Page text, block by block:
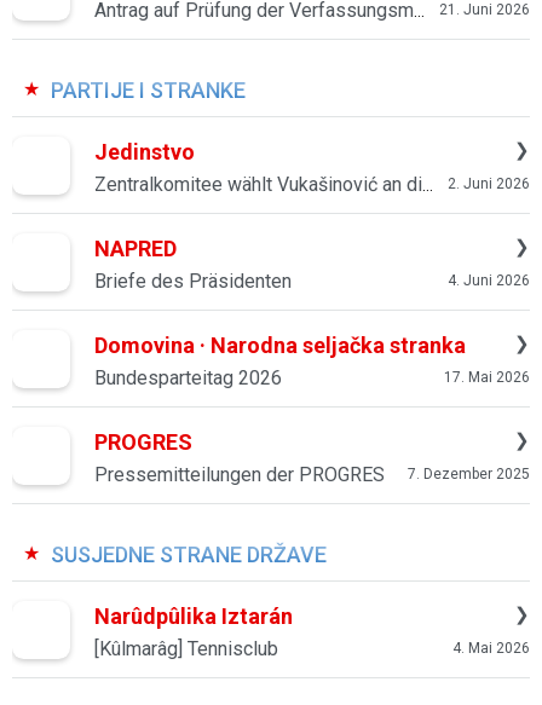
21. Juni 2026
PARTIJE I STRANKE
Jedinstvo
2. Juni 2026
NAPRED
Briefe des Präsidenten 4. Juni 2026
Domovina · Narodna seljačka stranka
Bundesparteitag 2026 17. Mai 2026
PROGRES
Pressemitteilungen der PROGRES 7. Dezember 2025
SUSJEDNE STRANE DRŽAVE
Narûdpûlika Iztarán
[Kûlmarâg] Tennisclub 4. Mai 2026